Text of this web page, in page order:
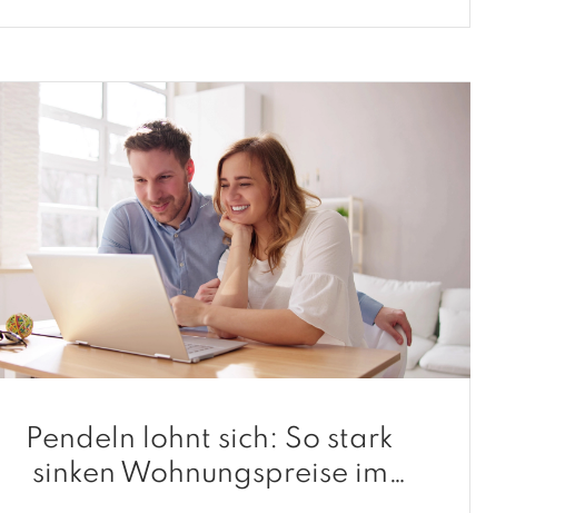
Pendeln lohnt sich: So stark
sinken Wohnungspreise im